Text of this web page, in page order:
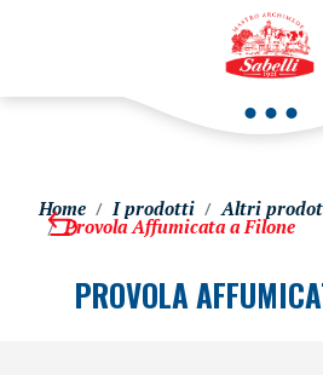
Home I prodotti Altri
Provola Affumicata a Filone
PROVOLA